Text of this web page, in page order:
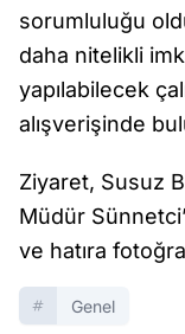
sorumluluğu
daha nitelikli
yapılabilecek
alışverişinde
Ziyaret, Susuz
Müdür
ve hatıra
Genel